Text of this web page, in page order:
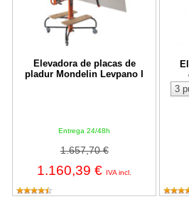
Elevadora de placas de
pladur Mondelin Levpano I
Entrega 24/48h
1.657,70 €
1.160,39 € IVA incl.